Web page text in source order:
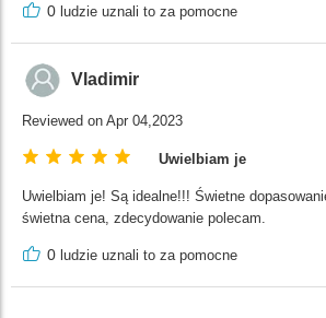
0 ludzie uznali to za pomocne
Vladimir
Reviewed on Apr 04,2023
Uwielbiam je
Uwielbiam je! Są idealne!!! Świetne
świetna cena, zdecydowanie polecam.
0 ludzie uznali to za pomocne